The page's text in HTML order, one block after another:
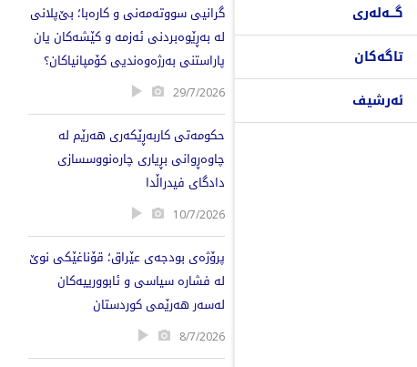
گـــەلەری
تاگەکان
ئەرشیف
گرانیی سووتەمەنی و کارەبا؛ بێ‌پلانی
لە بەڕێوەبردنی ئەزمە و کێشەکان یان
پاراستنی بەرژەوەندیی کۆمپانیاکان؟
29/7/2026
حکومەتی کاربەڕێکەری هەرێم لە
چاوەڕوانی بڕیاری چارەنووسسازی
دادگای فیدراڵدا
10/7/2026
پرۆژەی بودجەی عێراق؛ قۆناغێکی نوێ
لە فشارە سیاسی و ئابوورییەکان
لەسەر هەرێمی کوردستان
8/7/2026